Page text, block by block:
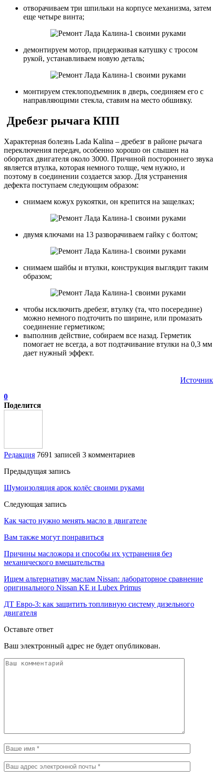
отворачиваем три шпильки на корпусе механизма, затем
еще четыре винта;
демонтируем мотор, придерживая катушку с тросом
рукой, устанавливаем новую деталь;
монтируем стеклоподъемник в дверь, соединяем его с
направляющими стекла, ставим на место обшивку.
Дребезг рычага КПП
Характерная болезнь Lada Kalina – дребезг в районе рычага
переключения передач, особенно хорошо он слышен на
оборотах двигателя около 3000. Причиной постороннего звука
является втулка, которая немного толще, чем нужно, и
поэтому в соединении создается зазор. Для устранения
дефекта поступаем следующим образом:
снимаем кожух рукоятки, он крепится на защелках;
двумя ключами на 13 разворачиваем гайку с болтом;
снимаем шайбы и втулки, конструкция выглядит таким
образом;
чтобы исключить дребезг, втулку (та, что посередине)
можно немного подточить по ширине, или промазать
соединение герметиком;
выполнив действие, собираем все назад. Герметик
помогает не всегда, а вот подтачивание втулки на 0,3 мм
дает нужный эффект.
Источник
0
Поделится
Редакция 7691 записей 3 комментариев
Предыдущая запись
Шумоизоляция арок колёс своими руками
Следующая запись
Как часто нужно менять масло в двигателе
Вам также могут понравиться
Причины масложора и способы их устранения без
механического вмешательства
Ищем альтернативу маслам Nissan: лабораторное сравнение
оригинального Nissan KE и Lubex Primus
ДТ Евро-3: как защитить топливную систему дизельного
двигателя
Оставьте ответ
Ваш электронный адрес не будет опубликован.